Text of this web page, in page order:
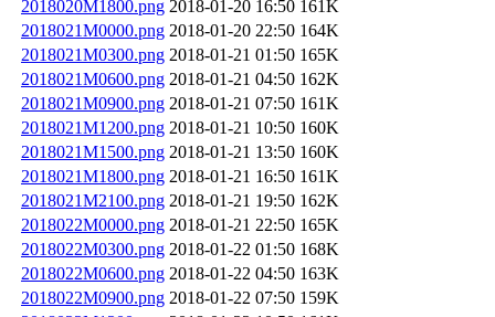
2018020M1800.png 2018-01-20 16:50 161K
2018021M0000.png 2018-01-20 22:50 164K
2018021M0300.png 2018-01-21 01:50 165K
2018021M0600.png 2018-01-21 04:50 162K
2018021M0900.png 2018-01-21 07:50 161K
2018021M1200.png 2018-01-21 10:50 160K
2018021M1500.png 2018-01-21 13:50 160K
2018021M1800.png 2018-01-21 16:50 161K
2018021M2100.png 2018-01-21 19:50 162K
2018022M0000.png 2018-01-21 22:50 165K
2018022M0300.png 2018-01-22 01:50 168K
2018022M0600.png 2018-01-22 04:50 163K
2018022M0900.png 2018-01-22 07:50 159K